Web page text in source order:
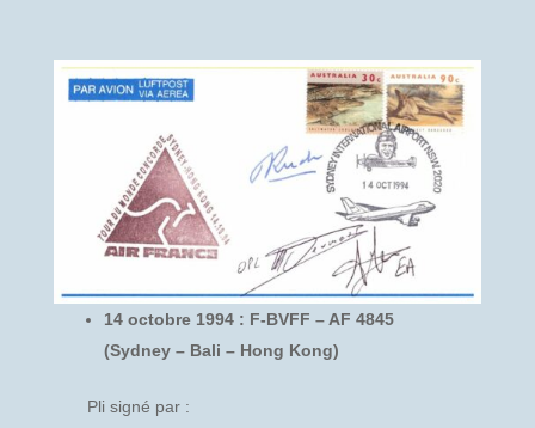
14 octobre 1994 : F-BVFF – AF 4845
(Sydney – Bali – Hong Kong)
Pli signé par :